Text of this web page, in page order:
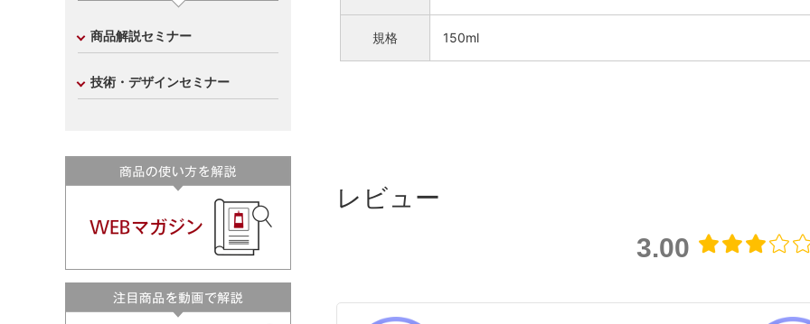
規格 150ml
レビュー
3.00
商品解説セミナー
技術・デザインセミナー